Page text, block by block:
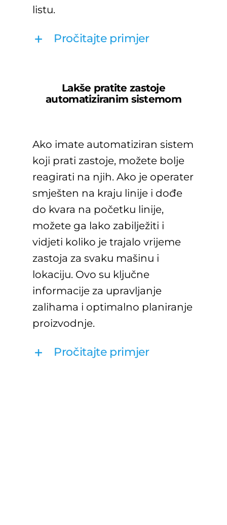
listu.
Pročitajte primjer
Lakše pratite zastoje
automatiziranim sistemom
Ako imate automatiziran sistem
koji prati zastoje, možete bolje
reagirati na njih. Ako je operater
smješten na kraju linije i dođe
do kvara na početku linije,
možete ga lako zabilježiti i
vidjeti koliko je trajalo vrijeme
zastoja za svaku mašinu i
lokaciju. Ovo su ključne
informacije za upravljanje
zalihama i optimalno planiranje
proizvodnje.
Pročitajte primjer